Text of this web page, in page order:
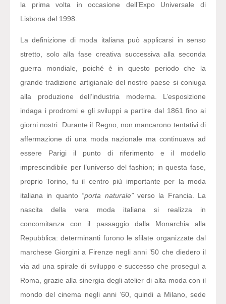
la prima volta in occasione dell’Expo Universale di
Lisbona del 1998.
La definizione di moda italiana può applicarsi in senso
stretto, solo alla fase creativa successiva alla seconda
guerra mondiale, poiché è in questo periodo che la
grande tradizione artigianale del nostro paese si coniuga
alla produzione dell’industria moderna. L’esposizione
indaga i prodromi e gli sviluppi a partire dal 1861 fino ai
giorni nostri. Durante il Regno, non mancarono tentativi di
affermazione di una moda nazionale ma continuava ad
essere Parigi il punto di riferimento e il modello
imprescindibile per l’universo del fashion; in questa fase,
proprio Torino, fu il centro più importante per la moda
italiana in quanto “porta naturale”verso la Francia. La
nascita della vera moda italiana si realizza in
concomitanza con il passaggio dalla Monarchia alla
Repubblica: determinanti furono le sfilate organizzate dal
marchese Giorgini a Firenze negli anni ’50 che diedero il
via ad una spirale di sviluppo e successo che proseguì a
Roma, grazie alla sinergia degli atelier di alta moda con il
mondo del cinema negli anni ’60, quindi a Milano, sede